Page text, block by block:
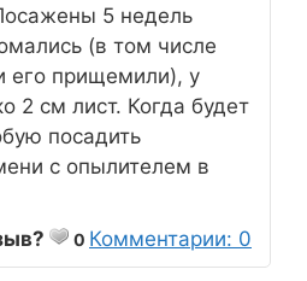
5 недель
(в том числе
его прищемили), у
2 см лист. Когда будет
посадить
с опылителем в
0 Комментарии: 0